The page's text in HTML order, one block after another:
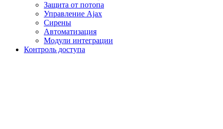
Защита от потопа
Управление Ajax
Сирены
Автоматизация
Модули интеграции
Контроль доступа